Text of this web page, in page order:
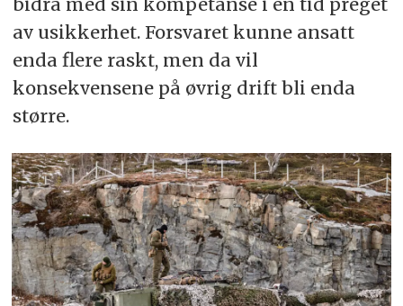
av usikkerhet. Forsvaret kunne ansatt
enda flere raskt, men da vil
konsekvensene på øvrig drift bli enda
større.